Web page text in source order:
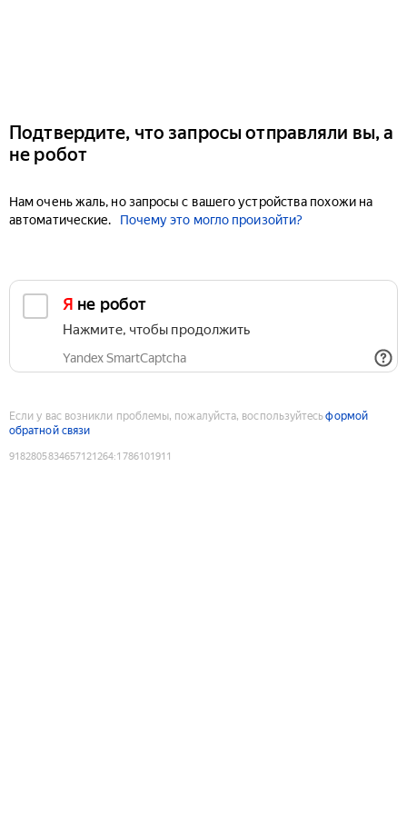
Подтвердите, что запросы отправляли вы, а
не робот
Нам очень жаль, но запросы с вашего устройства похожи на
автоматические.
Почему это могло произойти?
Я не робот
Нажмите, чтобы продолжить
Yandex SmartCaptcha
Если у вас возникли проблемы, пожалуйста, воспользуйтесьформой
обратной связи
9182805834657121264:1786101911